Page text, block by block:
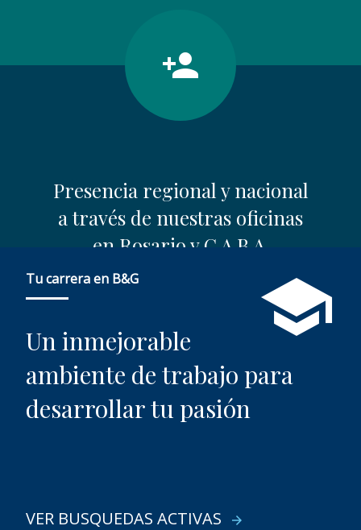
person_add
Presencia regional y nacional
a través de nuestras oficinas
en Rosario y C.A.B.A.
school
Tu carrera en B&G
Un inmejorable
ambiente de trabajo para
desarrollar tu pasión
VER BUSQUEDAS ACTIVAS arrow_forward